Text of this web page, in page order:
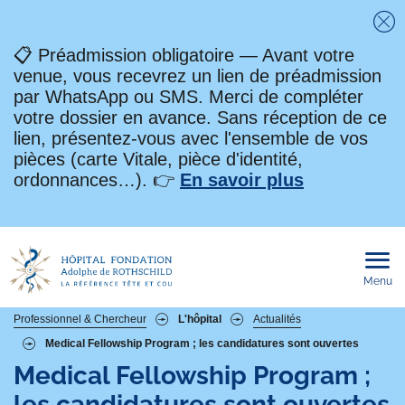
📋 Préadmission obligatoire — Avant votre
venue, vous recevrez un lien de préadmission
par WhatsApp ou SMS. Merci de compléter
votre dossier en avance. Sans réception de ce
lien, présentez-vous avec l'ensemble de vos
pièces (carte Vitale, pièce d'identité,
ordonnances…). 👉 En savoir plus
Menu
Fil
d'Ariane
Professionnel & Chercheur L'hôpital
Actualités
Medical Fellowship Program ; les candidatures sont ouvertes
Medical Fellowship Program ;